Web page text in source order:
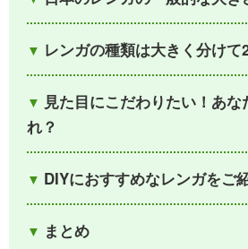
レンガの種類は大きく分けて
見た目にこだわりたい！あ
れ？
DIYにおすすめなレンガをご
まとめ